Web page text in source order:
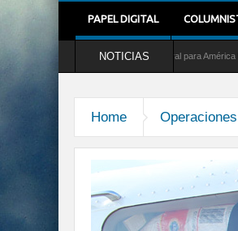
PAPEL DIGITAL
NOTICIAS
como nuevo Director General para América Latina
Home
al-norte02